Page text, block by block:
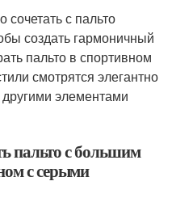
с пальто
создать гармоничный
пальто в спортивном
смотрятся элегантно
другими элементами
пальто с большим
с серыми